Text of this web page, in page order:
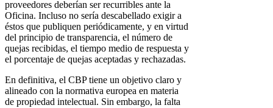
proveedores deberían ser recurribles ante la
Oficina. Incluso no sería descabellado exigir a
éstos que publiquen periódicamente, y en virtud
del principio de transparencia, el número de
quejas recibidas, el tiempo medio de respuesta y
el porcentaje de quejas aceptadas y rechazadas.
En definitiva, el CBP tiene un objetivo claro y
alineado con la normativa europea en materia
de propiedad intelectual. Sin embargo, la falta